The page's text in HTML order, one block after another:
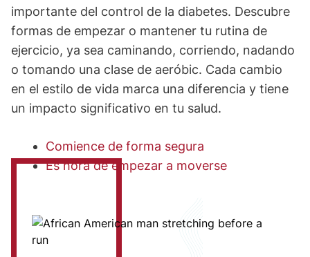
importante del control de la diabetes. Descubre
formas de empezar o mantener tu rutina de
ejercicio, ya sea caminando, corriendo, nadando
o tomando una clase de aeróbic. Cada cambio
en el estilo de vida marca una diferencia y tiene
un impacto significativo en tu salud.
Comience de forma segura
Es hora de empezar a moverse
Image